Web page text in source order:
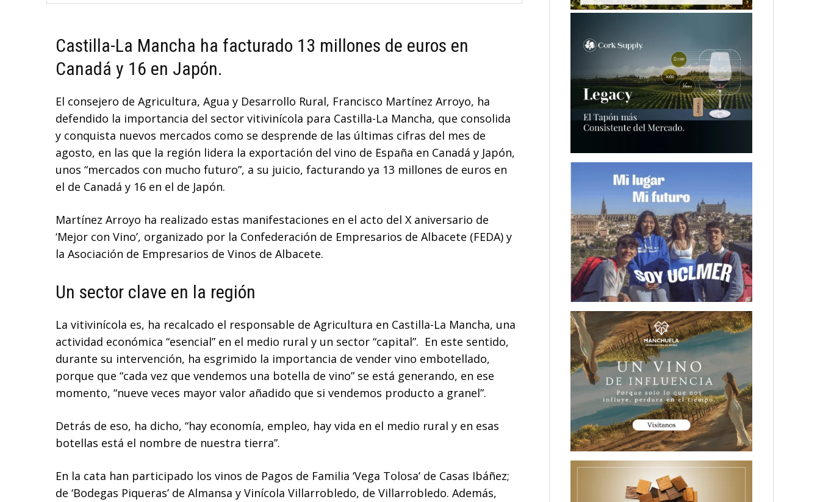
Castilla-La Mancha ha facturado 13 millones de euros en
Canadá y 16 en Japón.
El consejero de Agricultura, Agua y Desarrollo Rural, Francisco Martínez Arroyo, ha
defendido la importancia del sector vitivinícola para Castilla-La Mancha, que consolida
y conquista nuevos mercados como se desprende de las últimas cifras del mes de
agosto, en las que la región lidera la exportación del vino de España en Canadá y Japón,
unos “mercados con mucho futuro”, a su juicio, facturando ya 13 millones de euros en
el de Canadá y 16 en el de Japón.
Martínez Arroyo ha realizado estas manifestaciones en el acto del X aniversario de
‘Mejor con Vino’, organizado por la Confederación de Empresarios de Albacete (FEDA) y
la Asociación de Empresarios de Vinos de Albacete.
Un sector clave en la región
La vitivinícola es, ha recalcado el responsable de Agricultura en Castilla-La Mancha, una
actividad económica “esencial” en el medio rural y un sector “capital”. En este sentido,
durante su intervención, ha esgrimido la importancia de vender vino embotellado,
porque que “cada vez que vendemos una botella de vino” se está generando, en ese
momento, “nueve veces mayor valor añadido que si vendemos producto a granel”.
Detrás de eso, ha dicho, “hay economía, empleo, hay vida en el medio rural y en esas
botellas está el nombre de nuestra tierra”.
En la cata han participado los vinos de Pagos de Familia ‘Vega Tolosa’ de Casas Ibáñez;
de ‘Bodegas Piqueras’ de Almansa y Vinícola Villarrobledo, de Villarrobledo. Además,